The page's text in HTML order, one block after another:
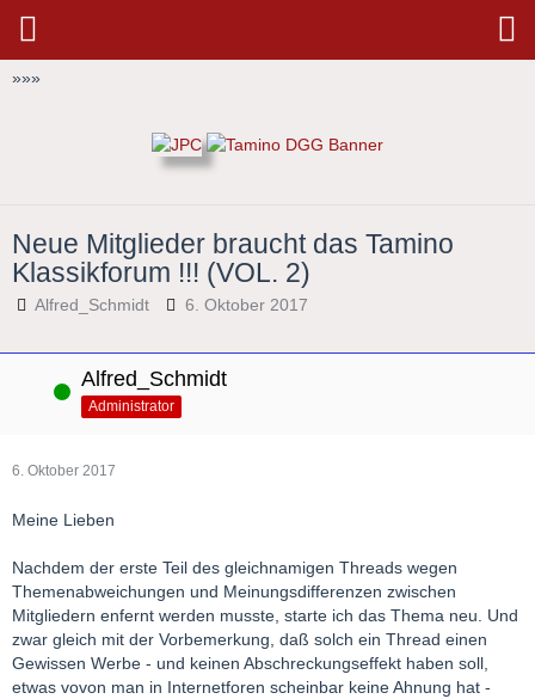
»»»
Neue Mitglieder braucht das Tamino
Klassikforum !!! (VOL. 2)
Alfred_Schmidt 6. Oktober 2017
Online Alfred_Schmidt
Administrator
6. Oktober 2017
Meine Lieben
Nachdem der erste Teil des gleichnamigen Threads wegen
Themenabweichungen und Meinungsdifferenzen zwischen
Mitgliedern enfernt werden musste, starte ich das Thema neu. Und
zwar gleich mit der Vorbemerkung, daß solch ein Thread einen
Gewissen Werbe - und keinen Abschreckungseffekt haben soll,
etwas vovon man in Internetforen scheinbar keine Ahnung hat -